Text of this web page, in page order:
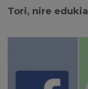
Tori, nire